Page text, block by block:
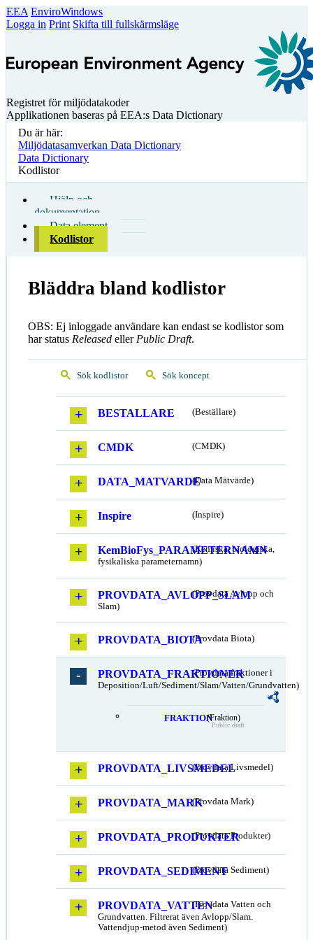
EEA EnviroWindows
Logga in Print Skifta till fullskärmsläge
Registret för miljödatakoder
Applikationen baseras på EEA:s Data Dictionary
Du är här:
Miljödatasamverkan Data Dictionary
Data Dictionary
Kodlistor
Hjälp och
dokumentation
Data element
Kodlistor
Bläddra bland kodlistor
OBS: Ej inloggade användare kan endast se kodlistor som
har status Released eller Public Draft.
Sök kodlistor Sök koncept
BESTALLARE (Beställare)
CMDK (CMDK)
DATA_MATVARDE(Data Mätvärde)
Inspire (Inspire)
KemBioFys_PARAMETERNAMN
(Kemiska, biologiska,
fysikaliska parameternamn)
PROVDATA_AVLOPP_SLAM
(Provdata Avlopp och
Slam)
PROVDATA_BIOTA(Provdata Biota)
PROVDATA_FRAKTIONER
(Provdata fraktioner i
Deposition/Luft/Sediment/Slam/Vatten/Grundvatten)
FRAKTION(Fraktion)
Public draft
PROVDATA_LIVSMEDEL
(Provdata Livsmedel)
PROVDATA_MARK(Provdata Mark)
PROVDATA_PRODUKTER
(Provdata Produkter)
PROVDATA_SEDIMENT(Provdata Sediment)
PROVDATA_VATTEN(Provdata Vatten och
Grundvatten. Filtrerat även Avlopp/Slam.
Vattendjup-metod även Sediment)